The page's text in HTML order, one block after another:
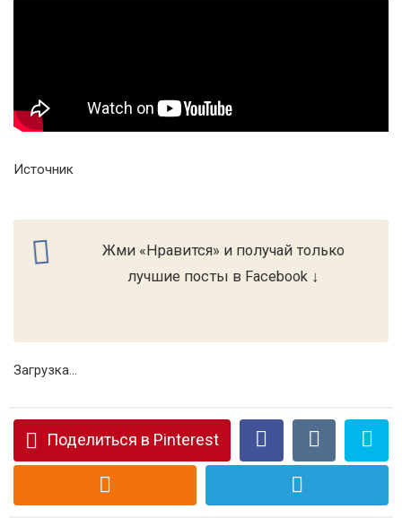
Источник
Жми «Нравится» и получай только
лучшие посты в Facebook ↓
Загрузка...
Поделиться в Pinterest